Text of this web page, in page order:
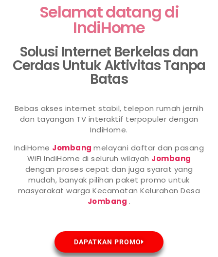
Selamat datang di
IndiHome
Solusi Internet Berkelas dan
Cerdas Untuk Aktivitas Tanpa
Batas
Bebas akses internet stabil, telepon rumah jernih
dan tayangan TV interaktif terpopuler dengan
IndiHome.
IndiHome Jombangmelayani daftar dan pasang
WiFi IndiHome di seluruh wilayah Jombang
dengan proses cepat dan juga syarat yang
mudah, banyak pilihan paket promo untuk
masyarakat warga Kecamatan Kelurahan Desa
Jombang .
DAPATKAN PROMO